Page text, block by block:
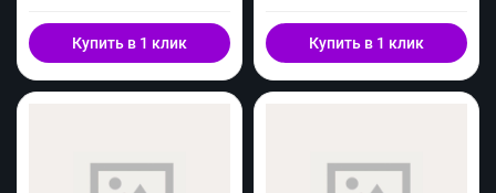
Купить в 1 клик Купить в 1 клик